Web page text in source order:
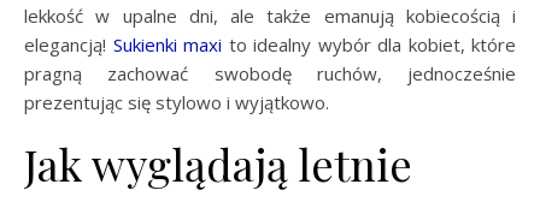
lekkość w upalne dni, ale także emanują kobiecością i
elegancją! Sukienki maxi to idealny wybór dla kobiet, które
pragną zachować swobodę ruchów, jednocześnie
prezentując się stylowo i wyjątkowo.
Jak wyglądają letnie